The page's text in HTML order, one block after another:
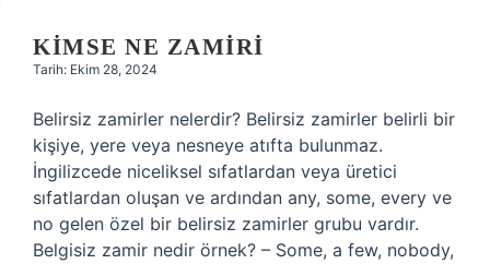
KIMSE NE ZAMIRI
Tarih: Ekim 28, 2024
Belirsiz zamirler nelerdir? Belirsiz zamirler belirli bir
kişiye, yere veya nesneye atıfta bulunmaz.
İngilizcede niceliksel sıfatlardan veya üretici
sıfatlardan oluşan ve ardından any, some, every ve
no gelen özel bir belirsiz zamirler grubu vardır.
Belgisiz zamir nedir örnek? – Some, a few, nobody,